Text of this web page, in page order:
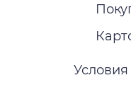
Условия